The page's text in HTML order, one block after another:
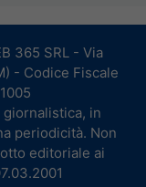
365 SRL - Via
- Codice Fiscale
in
periodicità. Non
editoriale ai